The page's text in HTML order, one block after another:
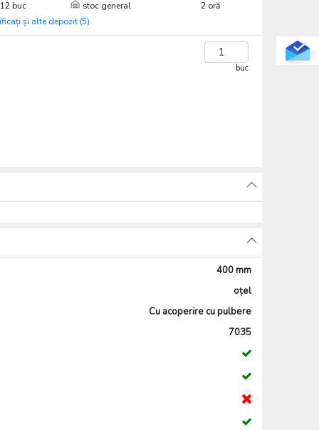
buc stoc general
2 oră
și alte depozit (5)
buc
400 mm
oțel
Cu acoperire cu pulbere
7035